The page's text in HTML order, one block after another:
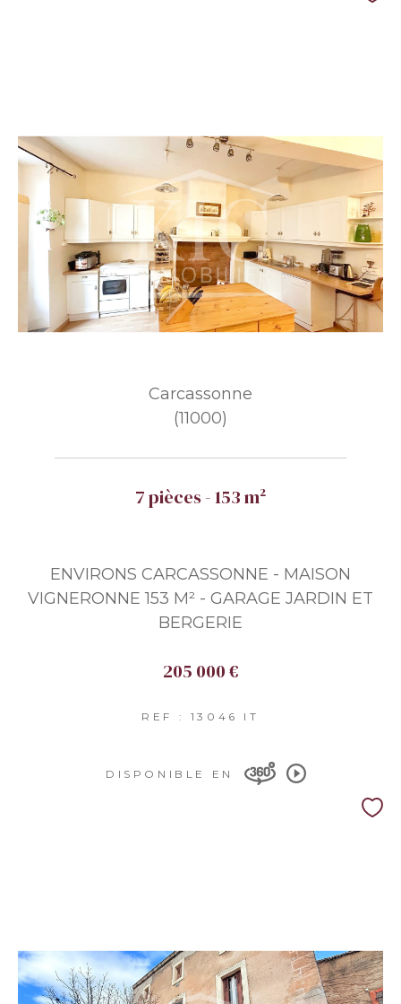
Carcassonne
(11000)
7 pièces - 153 m²
ENVIRONS CARCASSONNE - MAISON
VIGNERONNE 153 M² - GARAGE JARDIN ET
BERGERIE
205 000 €
REF : 13046 IT
DISPONIBLE EN